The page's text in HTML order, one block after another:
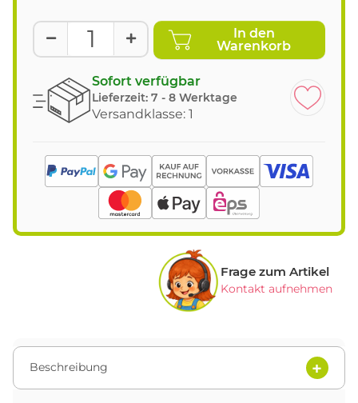
In den
Warenkorb
Sofort verfügbar
Lieferzeit: 7 - 8 Werktage
Versandklasse: 1
Frage zum Artikel
Kontakt aufnehmen
Beschreibung